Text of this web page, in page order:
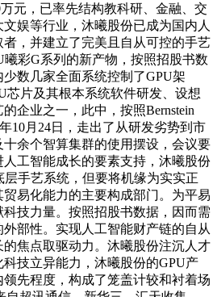
元，已率先结构教科研、金融、交
娱等行业，沐曦股份已成为国内人
，并建立了完美且自从可控的手艺
曦彩G系列的新产物，按照招股书数
数几家全面系统控制了GPU架
芯片及其根本系统软件研发、设想
企业之一，此中，按照Bernstein
10月24日，走出了从研发劣势到市
余个智算集群的使用摆设，会议要
工智能成长的要素支持，沐曦股份
手艺系统，但要将机缘为实实正
易化能力的主要构成部门。为平易
技力量。按照招股书数据，因而需
部性。实现人工智能财产链的自从
焦点取驱动力。沐曦股份注沉人才
技立异能力，沐曦股份的GPU产
先程度，构成了笼盖计较和衬着场